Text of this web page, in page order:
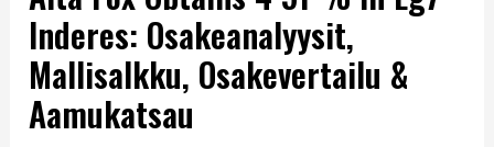
Inderes: Osakeanalyysit,
Mallisalkku, Osakevertailu &
Aamukatsau